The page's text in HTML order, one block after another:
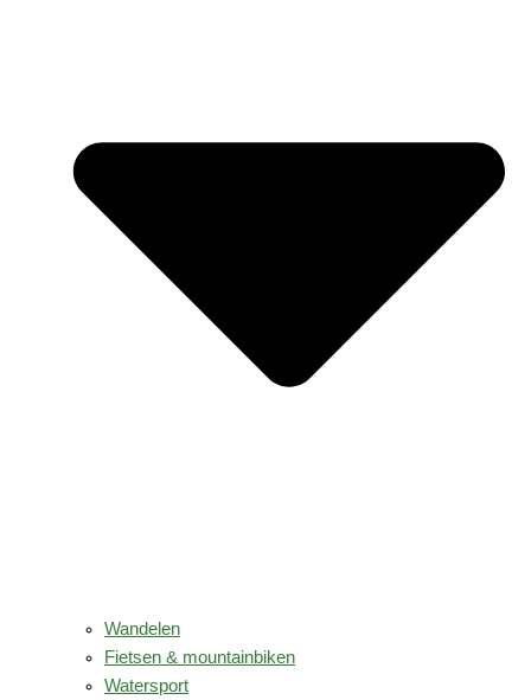
Wandelen
Fietsen & mountainbiken
Watersport